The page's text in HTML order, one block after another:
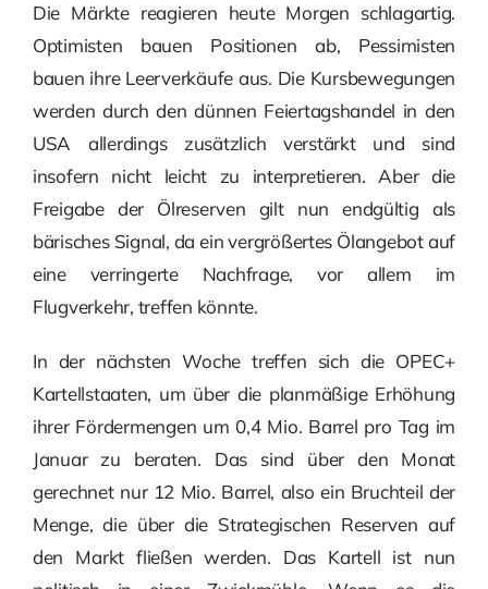
Die Märkte reagieren heute Morgen schlagartig.
Optimisten bauen Positionen ab, Pessimisten
bauen ihre Leerverkäufe aus. Die Kursbewegungen
werden durch den dünnen Feiertagshandel in den
USA allerdings zusätzlich verstärkt und sind
insofern nicht leicht zu interpretieren. Aber die
Freigabe der Ölreserven gilt nun endgültig als
bärisches Signal, da ein vergrößertes Ölangebot auf
eine verringerte Nachfrage, vor allem im
Flugverkehr, treffen könnte.
In der nächsten Woche treffen sich die OPEC+
Kartellstaaten, um über die planmäßige Erhöhung
ihrer Fördermengen um 0,4 Mio. Barrel pro Tag im
Januar zu beraten. Das sind über den Monat
gerechnet nur 12 Mio. Barrel, also ein Bruchteil der
Menge, die über die Strategischen Reserven auf
den Markt fließen werden. Das Kartell ist nun